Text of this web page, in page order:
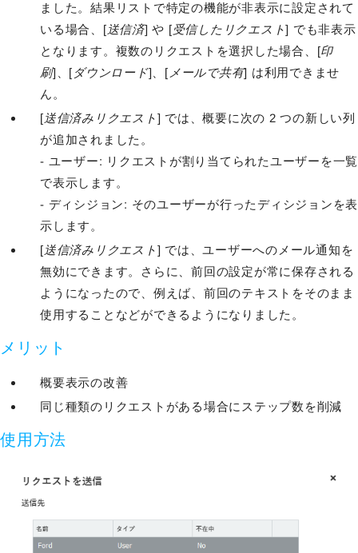
ました。結果リストで特定の機能が非表示に設定されて
いる場合、[送信済] や [受信したリクエスト] でも非表示
となります。複数のリクエストを選択した場合、[印
刷]、[ ダウンロード]、[ メールで共有] は利用できませ
ん。
[送信済みリクエスト] では、概要に次の 2 つの新しい列
が追加されました。
- ユーザー: リクエストが割り当てられたユーザーを一覧
で表示します。
- ディシジョン: そのユーザーが行ったディシジョンを表
示します。
[送信済みリクエスト] では、ユーザーへのメール通知を
無効にできます。さらに、前回の設定が常に保存される
ようになったので、例えば、前回のテキストをそのまま
使用することなどができるようになりました。
メリット
概要表示の改善
同じ種類のリクエストがある場合にステップ数を削減
使用方法